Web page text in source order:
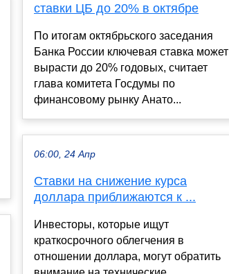
ставки ЦБ до 20% в октябре
По итогам октябрьского заседания
Банка России ключевая ставка может
вырасти до 20% годовых, считает
глава комитета Госдумы по
финансовому рынку Анато...
06:00, 24 Апр
Ставки на снижение курса
доллара приближаются к ...
Инвесторы, которые ищут
краткосрочного облегчения в
отношении доллара, могут обратить